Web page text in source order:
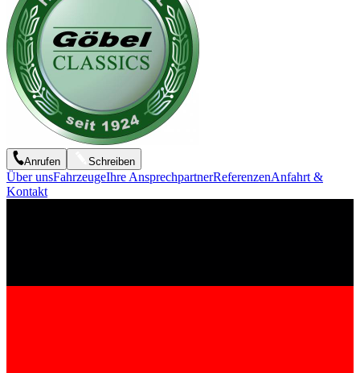
Anrufen Schreiben
Über unsFahrzeugeIhre AnsprechpartnerReferenzenAnfahrt &
Kontakt